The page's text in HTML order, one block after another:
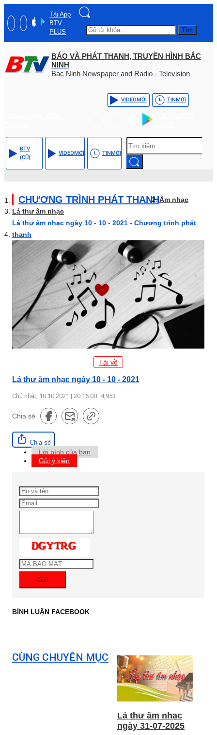
Tải App
BTV
PLUS
Tìm
BÁO VÀ PHÁT THANH, TRUYỀN HÌNH BẮC
NINH
Bac Ninh Newspaper and Radio - Television
VIDEOMỚI TINMỚI
BTV
(CŨ)
VIDEOMỚI TINMỚI
CHƯƠNG TRÌNH PHÁT THANHÂm nhạc
Lá thư âm nhạc
Lá thư âm nhạc ngày 10 - 10 - 2021 - Chương trình phát
thanh
Tải về
Lá thư âm nhạc ngày 10 - 10 - 2021
Chủ nhật, 10.10.2021 | 20:16:00 4,953
Chia sẻ
Chia sẻ
Lời bình của bạn
Gửi ý kiến
Gửi
BÌNH LUẬN FACEBOOK
CÙNG CHUYÊN MỤC
Lá thư âm nhạc
ngày 31-07-2025